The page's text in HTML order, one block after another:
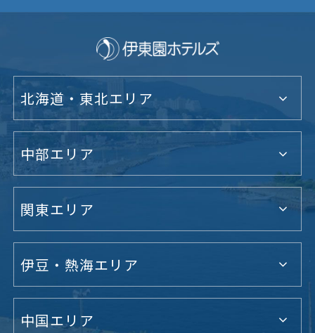
北海道・東北エリア
中部エリア
関東エリア
伊豆・熱海エリア
中国エリア